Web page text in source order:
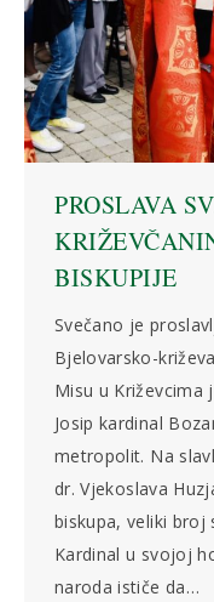
PROSLAVA
BISKUPIJE
Svečano je
Bjelovarsko-
Misu u Križevcima
Josip kardinal
metropolit. Na
dr. Vjekoslava
biskupa, veliki broj
Kardinal u svojoj
naroda ističe da…